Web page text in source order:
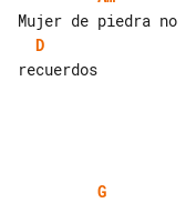
D
recuerdos
G